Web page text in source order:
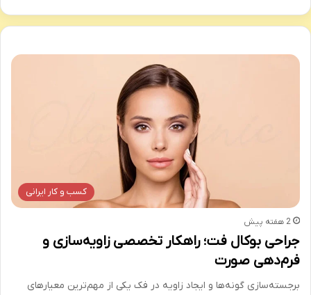
کسب و کار ایرانی
2 هفته پیش
جراحی بوکال فت؛ راهکار تخصصی زاویه‌سازی و
فرم‌دهی صورت
برجسته‌سازی گونه‌ها و ایجاد زاویه در فک یکی از مهم‌ترین معیارهای